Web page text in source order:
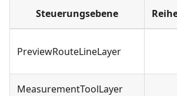
Steuerungsebene
PreviewRouteLineLayer
MeasurementToolLayer